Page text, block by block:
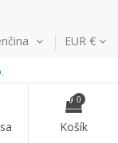
EUR €
0
Košík